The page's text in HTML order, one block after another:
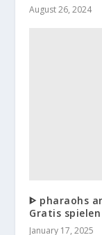
August 26, 2024
ᐈ pharaohs
Gratis
January 17, 2025